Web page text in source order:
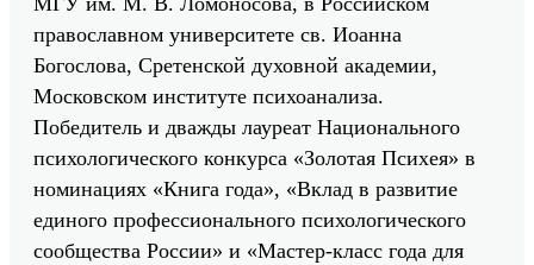
православном университете св. Иоанна
Богослова, Сретенской духовной академии,
Московском институте психоанализа.
Победитель и дважды лауреат Национального
психологического конкурса «Золотая Психея» в
номинациях «Книга года», «Вклад в развитие
единого профессионального психологического
сообщества России» и «Мастер-класс года для